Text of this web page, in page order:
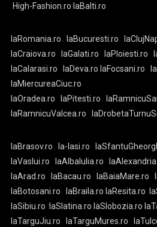
High-Fashion.ro laBalti.ro
laRomania.ro laBucuresti.ro
laCraiova.ro
laGalati.ro laPloiesti.ro
laCalarasi.ro
laDeva.ro laFocsani.ro
laMiercureaCiuc.ro
laOradea.ro
laPitesti.ro
laRamnicuValcea.ro
laBrasov.ro la-Iasi.ro
laVaslui.rolaAlbaIulia.ro
laArad.ro
laBacau.ro laBaiaMare.ro
laBotosani.ro
laBraila.ro laResita.ro
laSibiu.ro laSlatina.ro laSlobozia.ro
laTarguJiu.rolaTarguMures.ro